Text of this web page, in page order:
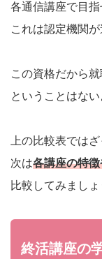
各通信講座で目
これは認定機関が
この資格だから就
ということはな
上の比較表では
次は各講座の特
比較してみましょ
終活講座の